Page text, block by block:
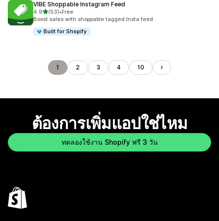
VIBE Shoppable Instagram Feed
4.9เต็ม 5 ดาว
(53)
ทั้งหมด 53 รีวิว
•Free
Boost sales with shoppable tagged Insta feed
Built for Shopify
1 2 3 4 10
ต้องการเพิ่มแอปใช่ไหม
ทดลองใช้งาน Shopify ฟรี 3 วัน